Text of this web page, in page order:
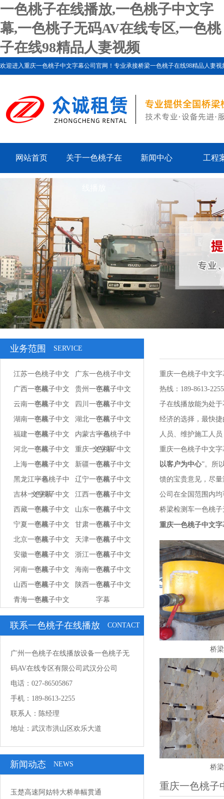
一色桃子在线播放,一色桃子中文字
幕,一色桃子无码AV在线专区,一色桃
子在线98精品人妻视频
欢迎进入重庆一色桃子中文字幕公司官网！专业承接桥梁一色桃子在线98精品人妻视频
网站首页 关于一色桃子在 新闻中心 工程
业务范围 SERVICE
江苏一色桃子中文
字幕
广东一色桃子中文
字幕
广西一色桃子中文
字幕
贵州一色桃子中文
字幕
云南一色桃子中文
字幕
四川一色桃子中文
字幕
湖南一色桃子中文
字幕
湖北一色桃子中文
字幕
福建一色桃子中文
字幕
内蒙古一色桃子中
文字幕
河北一色桃子中文
字幕
重庆一色桃子中文
字幕
上海一色桃子中文
字幕
新疆一色桃子中文
字幕
黑龙江一色桃子中
文字幕
辽宁一色桃子中文
字幕
吉林一色桃子中文
字幕
江西一色桃子中文
字幕
西藏一色桃子中文
字幕
山东一色桃子中文
字幕
宁夏一色桃子中文
字幕
甘肃一色桃子中文
字幕
北京一色桃子中文
字幕
天津一色桃子中文
字幕
安徽一色桃子中文
字幕
浙江一色桃子中文
字幕
河南一色桃子中文
字幕
海南一色桃子中文
字幕
山西一色桃子中文
字幕
陕西一色桃子中文
字幕
青海一色桃子中文
字幕
联系一色桃子在线播放 CONTACT
广州一色桃子在线播放设备一色桃子无
码AV在线专区有限公司武汉分公司
电话：027-86505867
手机：189-8613-2255
联系人：陈经理
地址：武汉市洪山区欢乐大道
新闻动态 NEWS
玉楚高速阿姑特大桥单幅贯通
重庆一色桃子中文
热线：189-8613-
子在线播放能为处于
经济的选择，最快
人员、维护施工人员
重庆一色桃子中文
以客户为中心”
馈的宝贵意见，尽
公司在全国范围内均
桥梁检测车一色桃子无
重庆一色桃子中文字
桥
桥
重庆一色桃子